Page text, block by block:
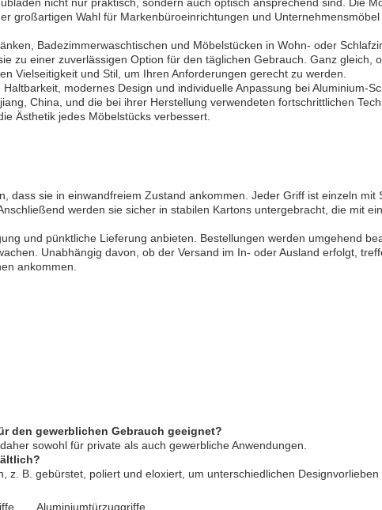
großartigen Wahl für Markenbüroeinrichtungen und
Badezimmerwaschtischen und Möbelstücken in Wohn- oder
zu einer zuverlässigen Option für den täglichen Gebrauch. Ganz gleich,
Vielseitigkeit und Stil, um Ihren Anforderungen gerecht zu werden.
modernes Design und individuelle Anpassung bei Aluminium-
China, und die bei ihrer Herstellung verwendeten fortschrittlichen
Ästhetik jedes Möbelstücks verbessert.
sie in einwandfreiem Zustand ankommen. Jeder Griff ist einzeln mit
werden sie sicher in stabilen Kartons untergebracht, die mit
und pünktliche Lieferung anbieten. Bestellungen werden umgehend
Unabhängig davon, ob der Versand im In- oder Ausland erfolgt,
ankommen.
den gewerblichen Gebrauch geeignet?
sowohl für private als auch gewerbliche Anwendungen.
B. gebürstet, poliert und eloxiert, um unterschiedlichen Designvorlieben
Aluminiumtürzuggriffe